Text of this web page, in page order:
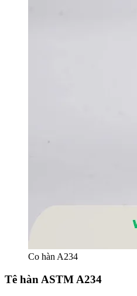
Co hàn A234
Tê hàn ASTM A234